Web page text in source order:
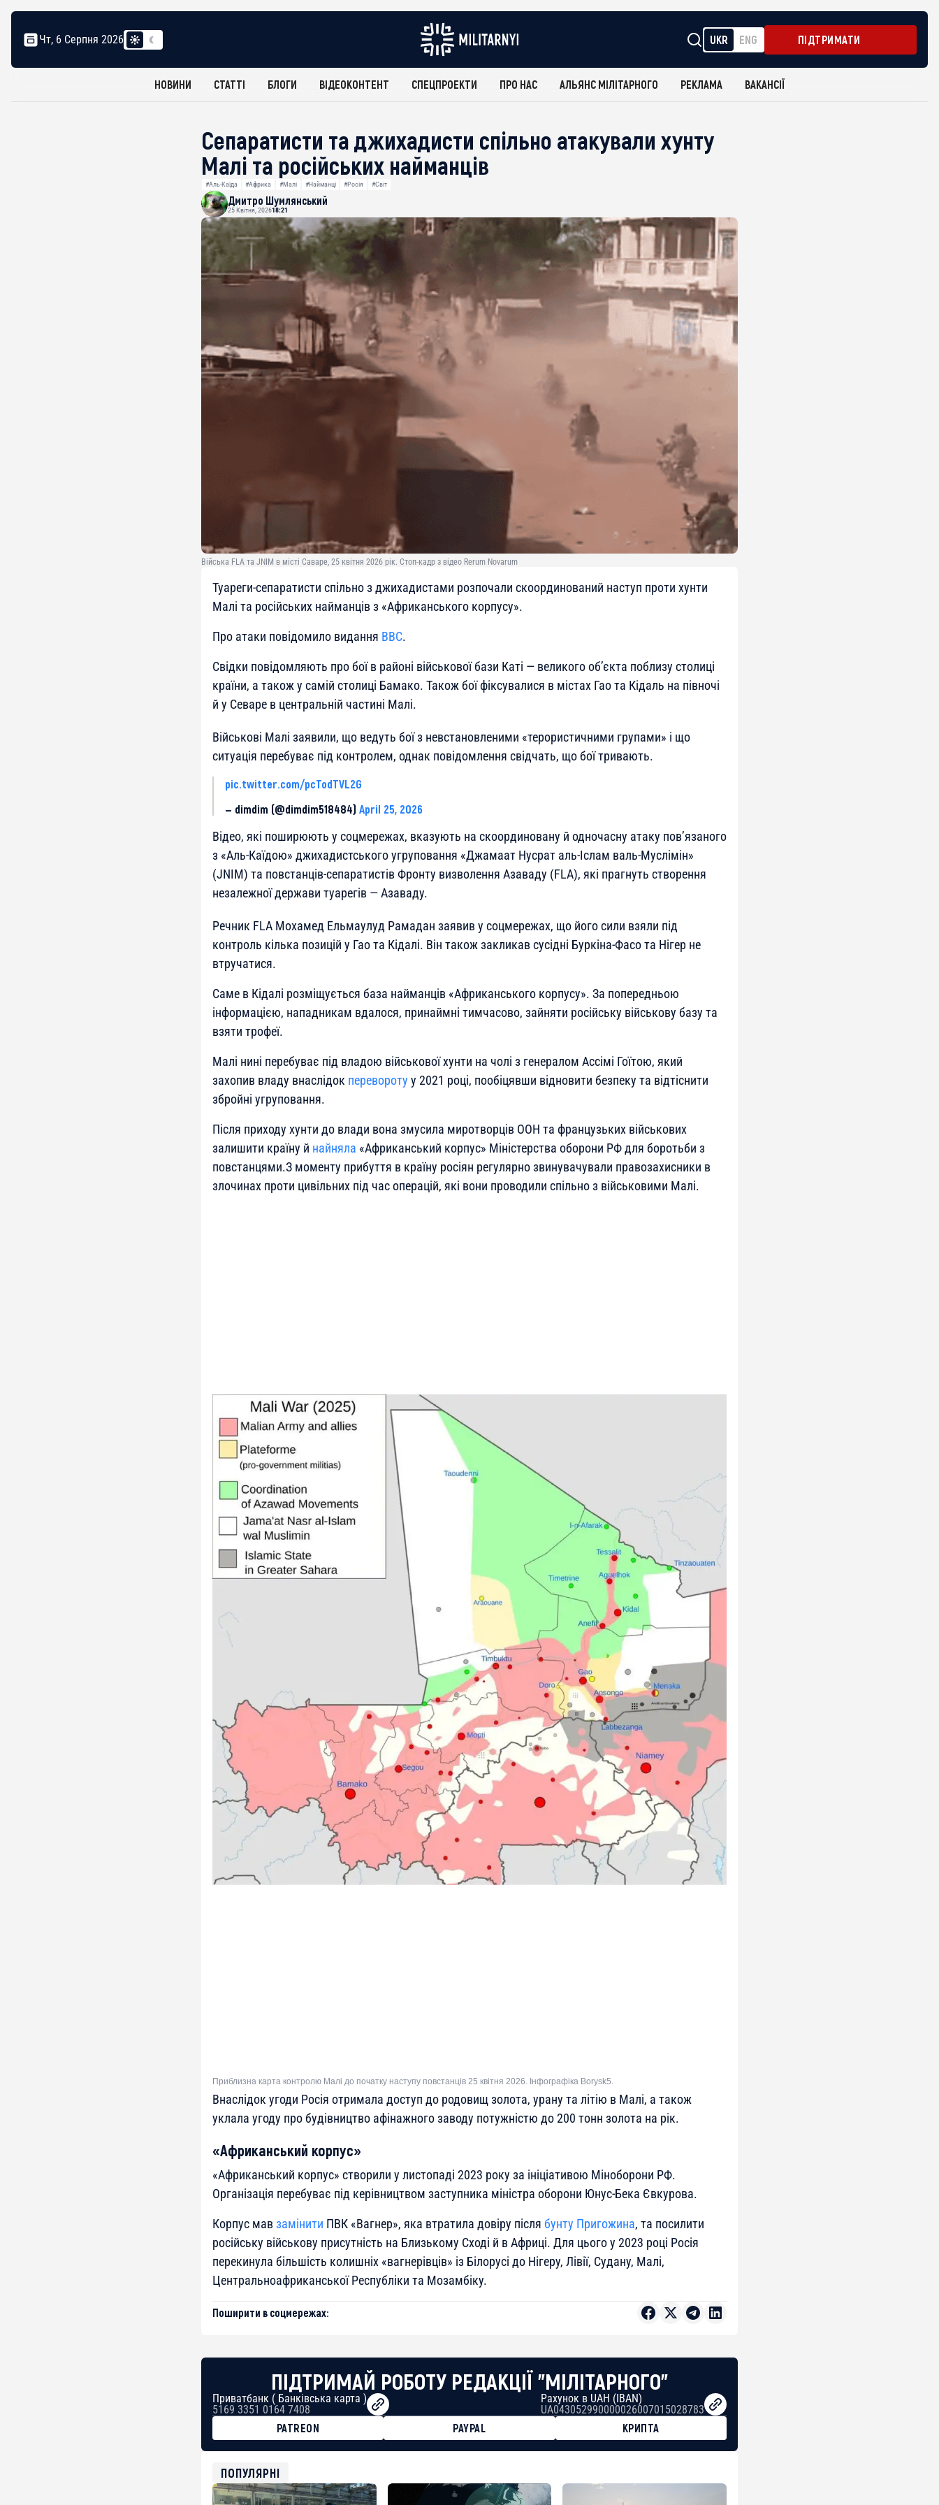
Чт, 6 Серпня 2026 UKR ENG ПІДТРИМАТИ
НОВИНИ СТАТТІ БЛОГИ ВІДЕОКОНТЕНТ СПЕЦПРОЕКТИ ПРО НАС АЛЬЯНС МІЛІТАРНОГО РЕКЛАМА ВАКАНСІЇ
Сепаратисти та джихадисти спільно атакували хунту
Малі та російських найманців
#Аль-Каїда #Африка #Малі #Найманці #Росія #Світ
Дмитро Шумлянський
25 Квітня, 202618:21
Війська FLA та JNIM в місті Саваре, 25 квітня 2026 рік. Стоп-кадр з відео Rerum Novarum
Туареги-сепаратисти спільно з джихадистами розпочали скоординований наступ проти хунти
Малі та російських найманців з «Африканського корпусу».
Про атаки повідомило видання BBC.
Свідки повідомляють про бої в районі військової бази Каті — великого об’єкта поблизу столиці
країни, а також у самій столиці Бамако. Також бої фіксувалися в містах Гао та Кідаль на півночі
й у Севаре в центральній частині Малі.
Військові Малі заявили, що ведуть бої з невстановленими «терористичними групами» і що
ситуація перебуває під контролем, однак повідомлення свідчать, що бої тривають.
pic.twitter.com/pcTodTVL2G
— dimdim (@dimdim518484) April 25, 2026
Відео, які поширюють у соцмережах, вказують на скоординовану й одночасну атаку пов’язаного
з «Аль-Каїдою» джихадистського угруповання «Джамаат Нусрат аль-Іслам валь-Муслімін»
(JNIM) та повстанців-сепаратистів Фронту визволення Азаваду (FLA), які прагнуть створення
незалежної держави туарегів — Азаваду.
Речник FLA Мохамед Ельмаулуд Рамадан заявив у соцмережах, що його сили взяли під
контроль кілька позицій у Гао та Кідалі. Він також закликав сусідні Буркіна-Фасо та Нігер не
втручатися.
Саме в Кідалі розміщується база найманців «Африканського корпусу». За попередньою
інформацією, нападникам вдалося, принаймні тимчасово, зайняти російську військову базу та
взяти трофеї.
Малі нині перебуває під владою військової хунти на чолі з генералом Ассімі Гоїтою, який
захопив владу внаслідок перевороту у 2021 році, пообіцявши відновити безпеку та відтіснити
збройні угруповання.
Після приходу хунти до влади вона змусила миротворців ООН та французьких військових
залишити країну й найняла «Африканський корпус» Міністерства оборони РФ для боротьби з
повстанцями.З моменту прибуття в країну росіян регулярно звинувачували правозахисники в
злочинах проти цивільних під час операцій, які вони проводили спільно з військовими Малі.
Приблизна карта контролю Малі до початку наступу повстанців 25 квітня 2026. Інфографіка Borysk5.
Внаслідок угоди Росія отримала доступ до родовищ золота, урану та літію в Малі, а також
уклала угоду про будівництво афінажного заводу потужністю до 200 тонн золота на рік.
«Африканський корпус»
«Африканський корпус» створили у листопаді 2023 року за ініціативою Міноборони РФ.
Організація перебуває під керівництвом заступника міністра оборони Юнус-Бека Євкурова.
Корпус мав замінити ПВК «Вагнер», яка втратила довіру після бунту Пригожина, та посилити
російську військову присутність на Близькому Сході й в Африці. Для цього у 2023 році Росія
перекинула більшість колишніх «вагнерівців» із Білорусі до Нігеру, Лівії, Судану, Малі,
Центральноафриканської Республіки та Мозамбіку.
Поширити в соцмережах:
ПІДТРИМАЙ РОБОТУ РЕДАКЦІЇ "МІЛІТАРНОГО"
Приватбанк ( Банківська карта )
5169 3351 0164 7408
Рахунок в UAH (IBAN)
UA043052990000026007015028783
PATREON
PAYPAL
КРИПТА
USDT
0x8676644fA7B6d328310283cAC1065Ae01d97CEe7
ETH
0xfD02863D3289416fcF50975c9DFda13623f97758
ПОПУЛЯРНІ